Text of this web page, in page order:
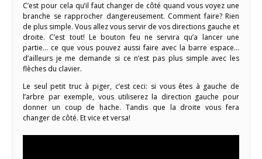
C’est pour cela qu’il faut changer de côté quand vous voyez une
branche se rapprocher dangereusement. Comment faire? Rien
de plus simple. Vous allez vous servir de vos directions gauche et
droite. C’est tout! Le bouton feu ne servira qu’a lancer une
partie… ce que vous pouvez aussi faire avec la barre espace…
d’ailleurs je me demande si ce n’est pas plus simple avec les
flèches du clavier.
Le seul petit truc à piger, c’est ceci: si vous êtes à gauche de
l’arbre par exemple, vous utiliserez la direction gauche pour
donner un coup de hache. Tandis que la droite vous fera
changer de côté. Et vice et versa!